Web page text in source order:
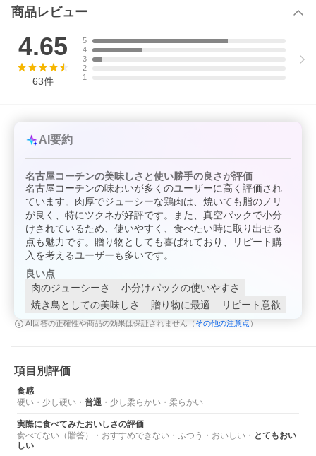
商品レビュー
4.65
63件
5
4
3
2
1
AI要約
名古屋コーチンの美味しさと使い勝手の良さが評価
名古屋コーチンの味わいが多くのユーザーに高く評価され
ています。肉厚でジューシーな鶏肉は、焼いても脂のノリ
が良く、特にツクネが好評です。また、真空パックで小分
けされているため、使いやすく、食べたい時に取り出せる
点も魅力です。贈り物としても喜ばれており、リピート購
入を考えるユーザーも多いです。
良い点
肉のジューシーさ
小分けパックの使いやすさ
焼き鳥としての美味しさ
贈り物に最適 リピート意欲
AI回答の正確性や商品の効果は保証されません（ その他の注意点 ）
項目別評価
食感
硬い ・ 少し硬い ・ 普通 ・ 少し柔らかい ・ 柔らかい
実際に食べてみたおいしさの評価
食べてない（贈答）
・ おすすめできない ・ ふつう ・ おいしい ・ とてもおい
しい